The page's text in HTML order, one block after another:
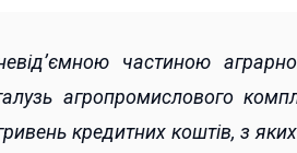
частиною
агропромислового
кредитних коштів, з